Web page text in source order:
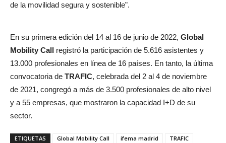
de la movilidad segura y sostenible”.
En su primera edición del 14 al 16 de junio de 2022, Global
Mobility Call registró la participación de 5.616 asistentes y
13.000 profesionales en línea de 16 países. En tanto, la última
convocatoria de TRAFIC, celebrada del 2 al 4 de noviembre
de 2021, congregó a más de 3.500 profesionales de alto nivel
y a 55 empresas, que mostraron la capacidad I+D de su
sector.
ETIQUETAS Global Mobility Call ifema madrid TRAFIC